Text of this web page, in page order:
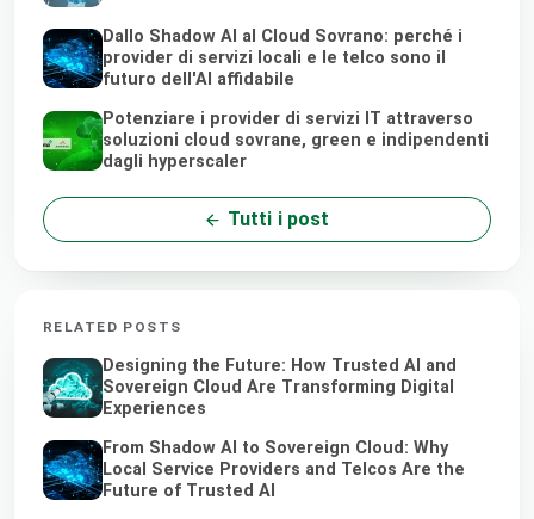
Dallo Shadow AI al Cloud Sovrano: perché i
provider di servizi locali e le telco sono il
futuro dell'AI affidabile
Potenziare i provider di servizi IT attraverso
soluzioni cloud sovrane, green e indipendenti
dagli hyperscaler
Tutti i post
RELATED POSTS
Designing the Future: How Trusted AI and
Sovereign Cloud Are Transforming Digital
Experiences
From Shadow AI to Sovereign Cloud: Why
Local Service Providers and Telcos Are the
Future of Trusted AI